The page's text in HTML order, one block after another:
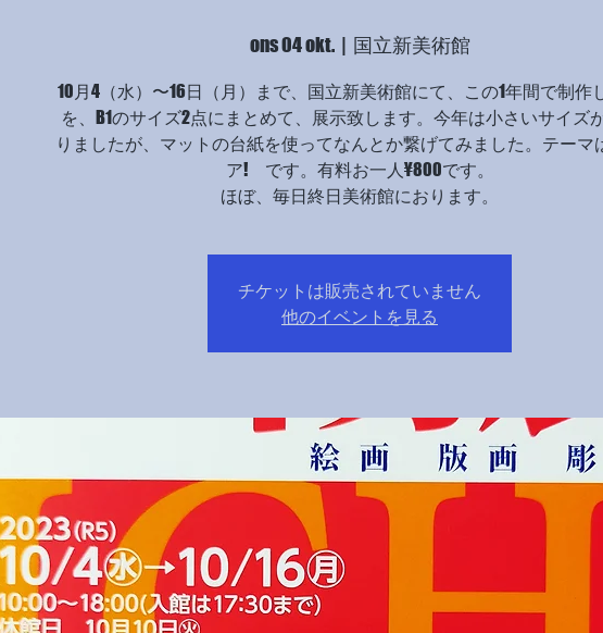
ons 04 okt.
  |
国立新美術館
10月4（水）〜16日（月）まで、国立新美術館にて、この1年間で制作
を、B1のサイズ2点にまとめて、展示致します。今年は小さいサイズ
りましたが、マットの台紙を使ってなんとか繋げてみました。テーマ
ア! です。有料お一人¥800です。
ほぼ、毎日終日美術館におります。
チケットは販売されていません
他のイベントを見る